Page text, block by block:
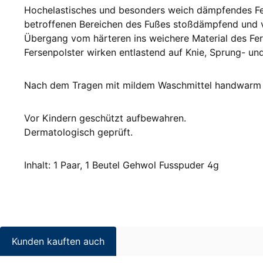
Hochelastisches und besonders weich dämpfendes
betroffenen Bereichen des Fußes stoßdämpfend
Übergang vom härteren ins weichere Material des
Fersenpolster wirken entlastend auf Knie, Sprung-
Nach dem Tragen mit mildem Waschmittel
Vor Kindern geschützt aufbewahren.
Dermatologisch geprüft.
Inhalt: 1 Paar, 1 Beutel Gehwol Fusspuder 4g
Kunden kauften auch